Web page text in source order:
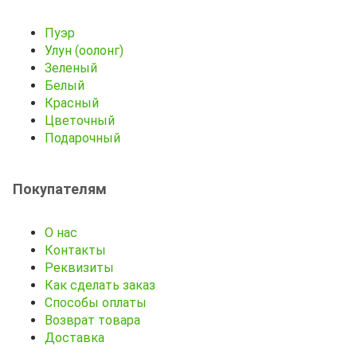
Пуэр
Улун (оолонг)
Зеленый
Белый
Красный
Цветочный
Подарочный
Покупателям
О нас
Контакты
Реквизиты
Как сделать заказ
Способы оплаты
Возврат товара
Доставка